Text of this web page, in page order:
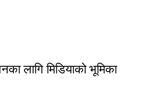
लागि मिडियाको भूमिका